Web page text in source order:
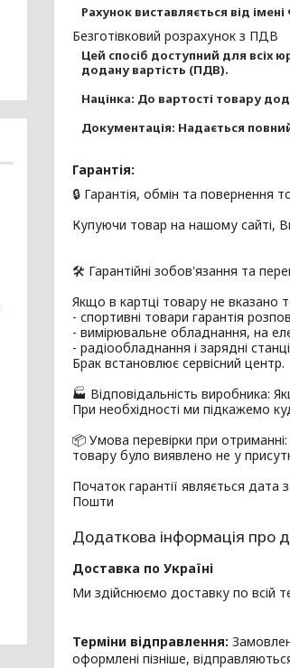
Рахунок виставляється від
Безготівковий розрахунок з ПДВ
Цей спосіб доступний для всіх
додану вартість (ПДВ).
Націнка: До вартості товару
Документація: Надається
Гарантія:
🔒 Гарантія, обмін та повернення
Купуючи товар на нашому сайті,
🛠️ Гарантійні зобов'язання та
Якщо в картці товару не вказано
- спортивні товари гарантія
- вимірювальне обладнання, на
- радіообладнання і зарядні
Брак встановлює сервісний центр.
🏭 Відповідальність виробника:
При необхідності ми підкажемо
📦 Умова перевірки при
товару було виявлено не у
Початок гарантії являється
Пошти
Доставка по Україні
Ми здійснюємо доставку по всій
Терміни відправлення:
оформлені пізніше,